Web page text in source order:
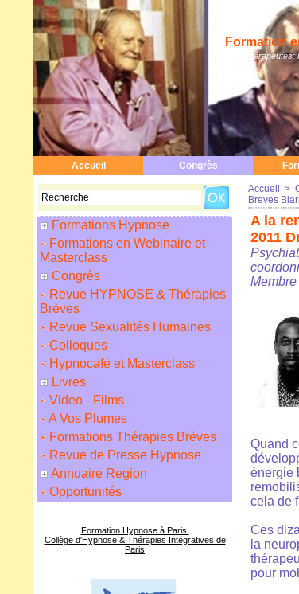
Formation
Accueil Congrès
Formations Hypnose
Formations en Webinaire et
Masterclass
Congrès
Revue HYPNOSE & Thérapies
Brèves
Revue Sexualités Humaines
Colloques
Hypnocafé et Masterclass
Livres
Video - Films
A Vos Plumes
Formations Thérapies Brèves
Revue de Presse Hypnose
Annuaire Region
Opportunités
Formation Hypnose à Paris.
Collège d'Hypnose & Thérapies Intégratives de
Paris
Accueil >
Breves
A la
2011
Quand
énergie
cela de
Ces
la
pour